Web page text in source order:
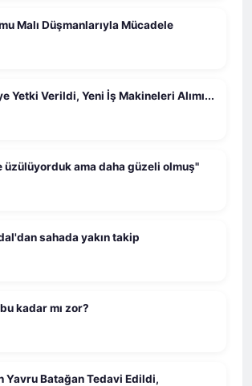
Malı Düşmanlarıyla Mücadele
Yetki Verildi, Yeni İş Makineleri Alımı...
üzülüyorduk ama daha güzeli olmuş"
sahada yakın takip
kadar mı zor?
Yavru Batağan Tedavi Edildi,